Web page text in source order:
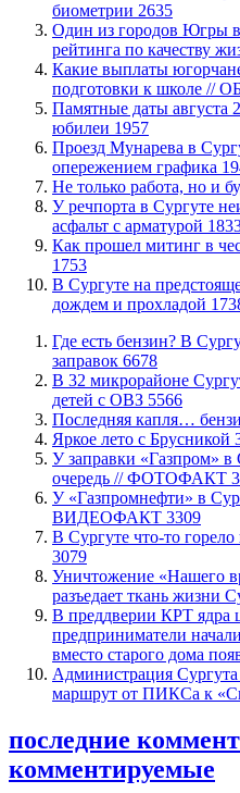
биометрии 2635
Один из городов Югры
рейтинга по качеству
Какие выплаты
подготовки к школе
​Памятные даты августа
юбилеи 1957
​Проезд Мунарева в
опережением графика
​Не только работа, но и
​У речпорта в Сургуте
асфальт с арматурой
Как прошел митинг в
1753
В Сургуте на
дождем и прохладой
​Где есть бензин? В
заправок 6678
В 32 микрорайоне
детей с ОВЗ 5566
​Последняя капля…
Яркое лето с Брусникой
​У заправки «Газпром» в
очередь // ФОТОФАКТ
У «Газпромнефти» в
ВИДЕОФАКТ 3309
​В Сургуте что-то
3079
​Уничтожение «Нашего
разъедает ткань жизни
​В преддверии КРТ ядра
предприниматели
вместо старого дома
​Администрация
маршрут от ПИКСа к
последние
комментируемые